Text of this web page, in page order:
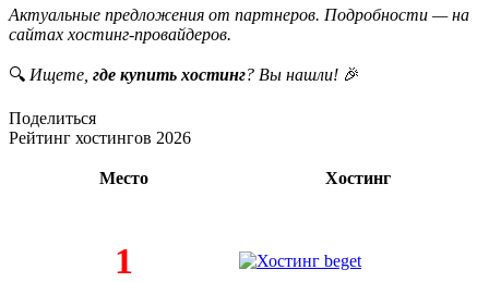
Актуальные предложения от партнеров. Подробности — на
сайтах хостинг-провайдеров.
🔍 Ищете, где купить хостинг? Вы нашли! 🎉
Поделиться
Рейтинг хостингов 2026
Место Хостинг
1